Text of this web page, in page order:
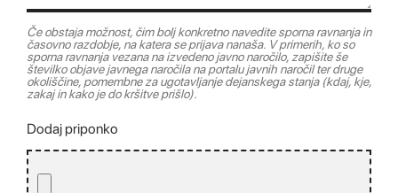
Če obstaja možnost, čim bolj konkretno navedite sporna ravnanja in
časovno razdobje, na katera se prijava nanaša. V primerih, ko so
sporna ravnanja vezana na izvedeno javno naročilo, zapišite še
številko objave javnega naročila na portalu javnih naročil ter druge
okoliščine, pomembne za ugotavljanje dejanskega stanja (kdaj, kje,
zakaj in kako je do kršitve prišlo).
Dodaj priponko